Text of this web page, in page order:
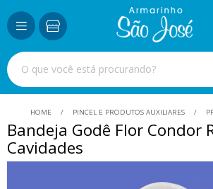
HOME PINCEL E PRODUTOS AUXILIARES
Bandeja Godê Flor Condor
Cavidades